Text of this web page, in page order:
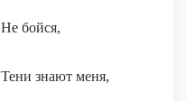
Не бойся,
Тени знают меня,